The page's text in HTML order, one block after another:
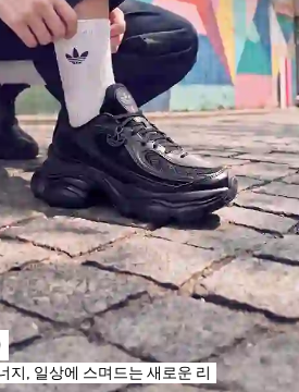
지, 일상에 스며드는 새로운 리